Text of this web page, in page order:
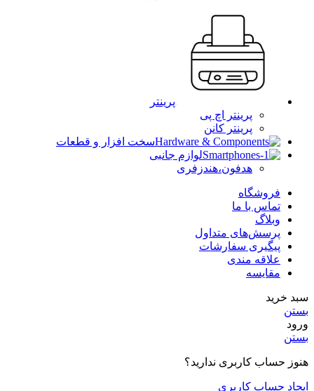
پرینتر
پرینتر اچ پی
پرینتر کانن
سخت افزار و قطعات
لوازم جانبی
هدفون،هندزفری
فروشگاه
تماس با ما
وبلاگ
پرسش‌های متداول
پیگیری سفارشات
علاقه مندی
مقایسه
سبد خرید
بستن
ورود
بستن
هنوز حساب کاربری ندارید؟
ایجاد حساب کاربری